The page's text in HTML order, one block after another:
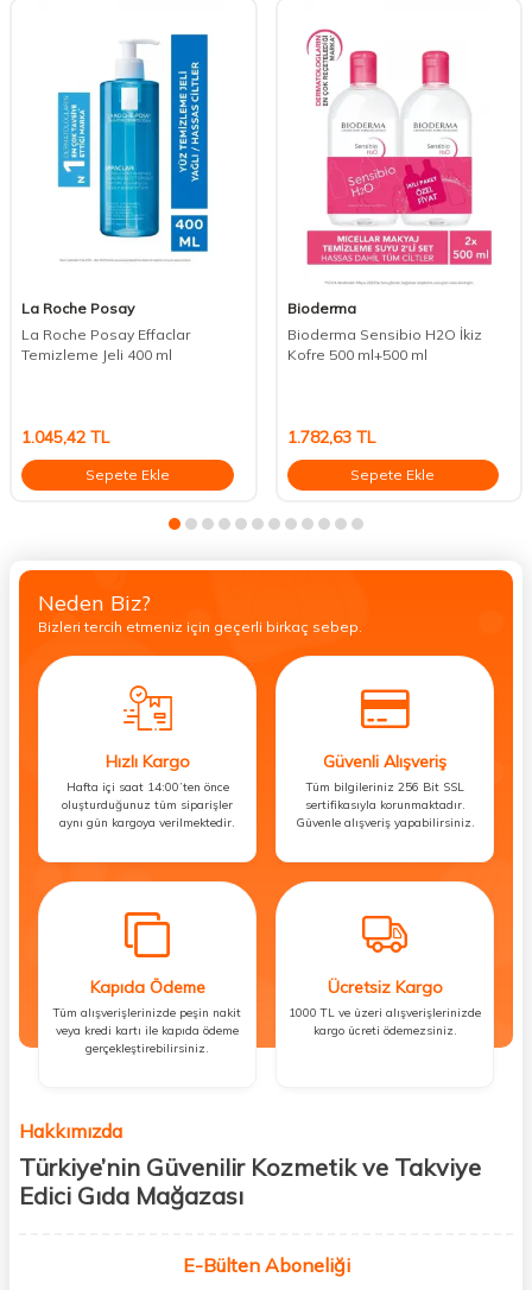
La Roche Posay
La Roche Posay Effaclar
Temizleme Jeli 400 ml
1.045,42 TL
Sepete Ekle
Bioderma
Bioderma Sensibio H2O İkiz
Kofre 500 ml+500 ml
1.782,63TL
Sepete Ekle
Neden Biz?
Bizleri tercih etmeniz için geçerli birkaç sebep.
Hızlı Kargo
Hafta içi saat 14:00’ten önce
oluşturduğunuz tüm siparişler
aynı gün kargoya verilmektedir.
Güvenli Alışveriş
Tüm bilgileriniz 256 Bit SSL
sertifikasıyla korunmaktadır.
Güvenle alışveriş yapabilirsiniz.
Kapıda Ödeme
Tüm alışverişlerinizde peşin nakit
veya kredi kartı ile kapıda ödeme
gerçekleştirebilirsiniz.
Ücretsiz Kargo
1000 TL ve üzeri alışverişlerinizde
kargo ücreti ödemezsiniz.
Hakkımızda
Türkiye’nin Güvenilir Kozmetik ve Takviye
Edici Gıda Mağazası
kişisel bakım hem de takviye edici gıda ürünlerini sizlerle
buluşturuyoruz. Artık mağaza mağaza dolaşmanıza gerek yok;
E-Bülten Aboneliği